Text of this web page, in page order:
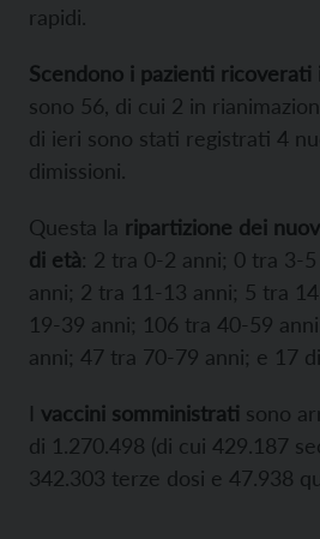
rapidi.
Scendono i pazienti ricoverati
sono 56, di cui 2 in
di ieri sono stati registrati 4
dimissioni.
Questa la ripartizione dei
di età: 2 tra 0-2 anni; 0 tra 3-
anni; 2 tra 11-13 anni; 5 tra
19-39 anni; 106 tra 40-59
anni; 47 tra 70-79 anni; e 17
I vaccini somministrati sono
di 1.270.498 (di cui 429.187
342.303 terze dosi e 47.938